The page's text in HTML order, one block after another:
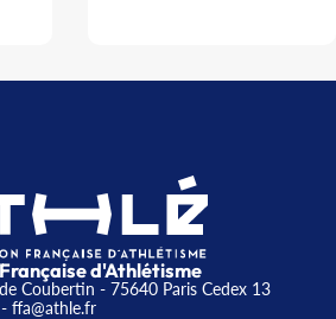
d'Athlétisme
Coubertin - 75640 Paris Cedex 13
ffa@athle.fr